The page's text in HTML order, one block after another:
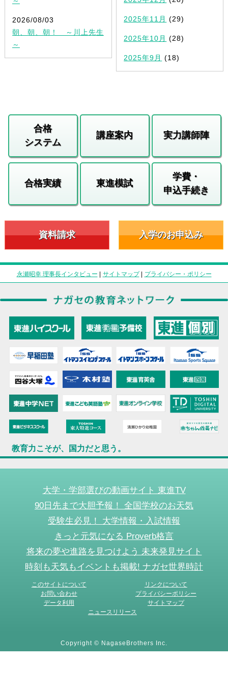
2026/08/03
朝、朝、朝！ ～川上先生
～
2025年11月 (29)
2025年10月 (28)
2025年9月 (18)
合格
システム
講座案内 実力講師陣
合格実績 東進模試
学費・
申込手続き
資料請求 入学のお申込み
永瀬昭幸 理事長インタビュー | サイトマップ| プライバシー・ポリシー
教育力こそが、国力だと思う。
大学・学部選びの動画サイト 東進TV
90日先まで大胆予報！ 全国学校のお天気
受験生必見！ 大学情報・入試情報
きっと元気になる Proverb格言
将来の夢や進路を見つけよう 未来発見サイト
時刻も天気もイベントも掲載! ナガセ世界時計
このサイトについて
リンクについて
お問い合わせ
プライバシーポリシー
データ利用
サイトマップ
ニュースリリース
Copyright © NagaseBrothers Inc.